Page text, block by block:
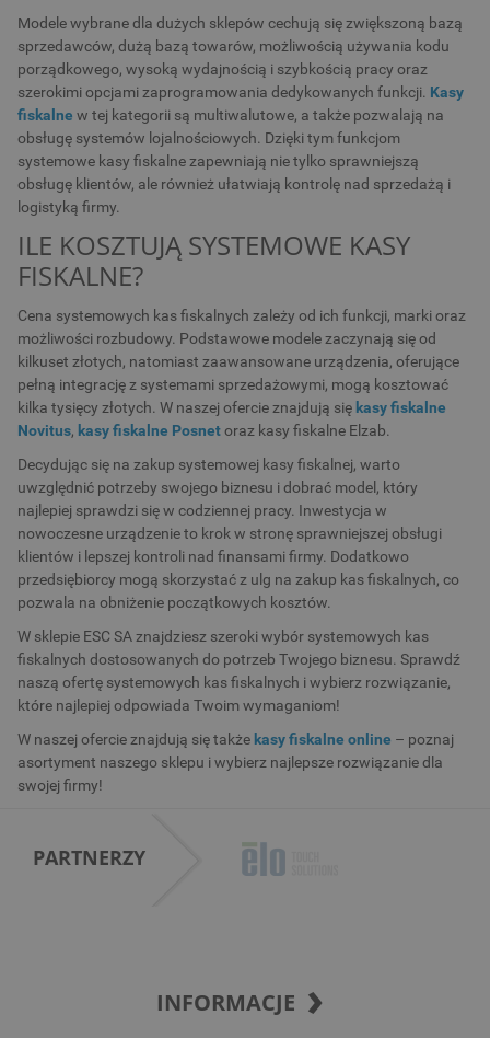
Modele wybrane dla dużych sklepów cechują się zwiększoną bazą
sprzedawców, dużą bazą towarów, możliwością używania kodu
porządkowego, wysoką wydajnością i szybkością pracy oraz
szerokimi opcjami zaprogramowania dedykowanych funkcji. Kasy
fiskalne w tej kategorii są multiwalutowe, a także pozwalają na
obsługę systemów lojalnościowych. Dzięki tym funkcjom
systemowe kasy fiskalne zapewniają nie tylko sprawniejszą
obsługę klientów, ale również ułatwiają kontrolę nad sprzedażą i
logistyką firmy.
ILE KOSZTUJĄ SYSTEMOWE KASY
FISKALNE?
Cena systemowych kas fiskalnych zależy od ich funkcji, marki oraz
możliwości rozbudowy. Podstawowe modele zaczynają się od
kilkuset złotych, natomiast zaawansowane urządzenia, oferujące
pełną integrację z systemami sprzedażowymi, mogą kosztować
kilka tysięcy złotych. W naszej ofercie znajdują się kasy fiskalne
Novitus, kasy fiskalne Posnetoraz kasy fiskalne Elzab.
Decydując się na zakup systemowej kasy fiskalnej, warto
uwzględnić potrzeby swojego biznesu i dobrać model, który
najlepiej sprawdzi się w codziennej pracy. Inwestycja w
nowoczesne urządzenie to krok w stronę sprawniejszej obsługi
klientów i lepszej kontroli nad finansami firmy. Dodatkowo
przedsiębiorcy mogą skorzystać z ulg na zakup kas fiskalnych, co
pozwala na obniżenie początkowych kosztów.
W sklepie ESC SA znajdziesz szeroki wybór systemowych kas
fiskalnych dostosowanych do potrzeb Twojego biznesu. Sprawdź
naszą ofertę systemowych kas fiskalnych i wybierz rozwiązanie,
które najlepiej odpowiada Twoim wymaganiom!
W naszej ofercie znajdują się także kasy fiskalne online – poznaj
asortyment naszego sklepu i wybierz najlepsze rozwiązanie dla
swojej firmy!
PARTNERZY
INFORMACJE